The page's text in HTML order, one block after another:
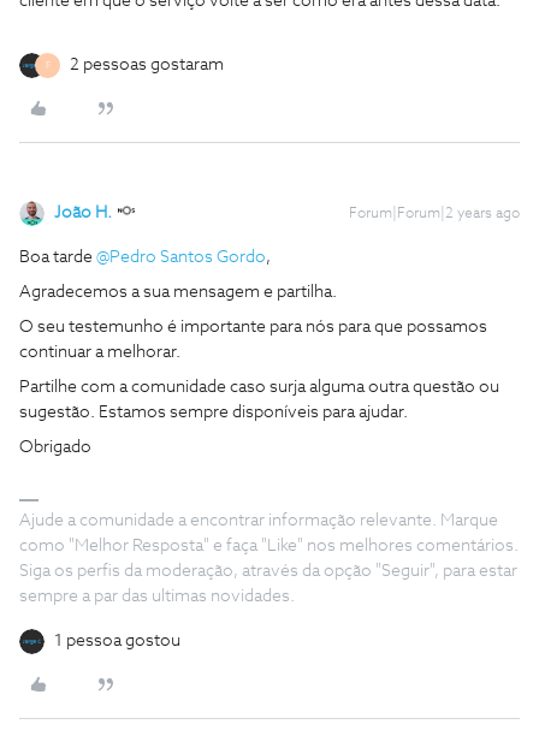
F 2 pessoas gostaram
João H. Forum|Forum|2 years ago
Boa tarde @Pedro Santos Gordo,
Agradecemos a sua mensagem e partilha.
O seu testemunho é importante para nós para que possamos
continuar a melhorar.
Partilhe com a comunidade caso surja alguma outra questão ou
sugestão. Estamos sempre disponíveis para ajudar.
Obrigado
Ajude a comunidade a encontrar informação relevante. Marque
como "Melhor Resposta" e faça "Like" nos melhores comentários.
Siga os perfis da moderação, através da opção "Seguir", para estar
sempre a par das ultimas novidades.
1 pessoa gostou